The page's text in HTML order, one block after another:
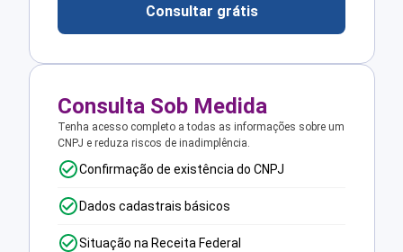
Consultar grátis
Consulta Sob Medida
Tenha acesso completo a todas as informações sobre um
CNPJ e reduza riscos de inadimplência.
Confirmação de existência do CNPJ
Dados cadastrais básicos
Situação na Receita Federal